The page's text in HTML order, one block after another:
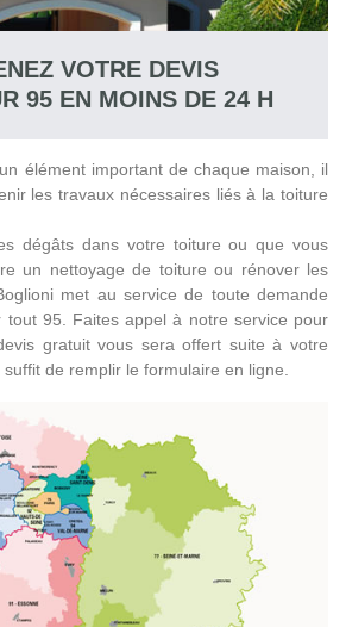
VOTRE DEVIS
95 EN MOINS DE 24 H
élément important de chaque maison, il
les travaux nécessaires liés à la toiture
dégâts dans votre toiture ou que vous
un nettoyage de toiture ou rénover les
met au service de toute demande
tout 95. Faites appel à notre service pour
gratuit vous sera offert suite à votre
de remplir le formulaire en ligne.